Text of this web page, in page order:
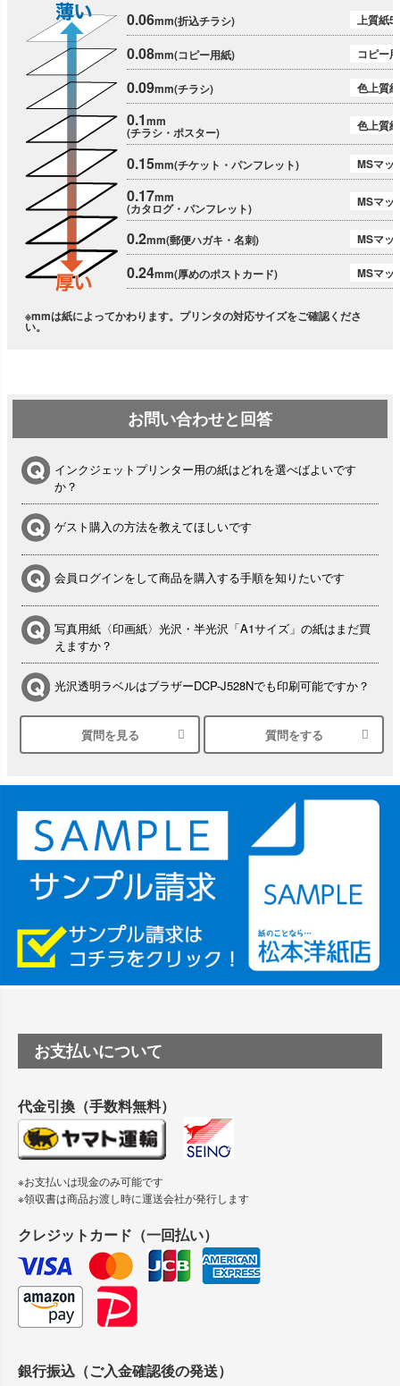
0.06mm(折込チラシ) 上質紙
0.08mm(コピー用紙) コピー
0.09mm(チラシ) 色上質
0.1mm
(チラシ・ポスター) 色上質
0.15mm(チケット・パンフレット) MSマッ
0.17mm
(カタログ・パンフレット) MSマッ
0.2mm(郵便ハガキ・名刺) MSマッ
0.24mm(厚めのポストカード) MSマッ
※mmは紙によってかわります。プリンタの対応サイズをご確認くださ
い。
お問い合わせと回答
インクジェットプリンター用の紙はどれを選べばよいです
か？
ゲスト購入の方法を教えてほしいです
会員ログインをして商品を購入する手順を知りたいです
写真用紙〈印画紙〉光沢・半光沢「A1サイズ」の紙はまだ買
えますか？
光沢透明ラベルはブラザーDCP-J528Nでも印刷可能ですか？
シルバーペーパーにEPSON EP-30VAで印刷するときの設定
は？
ーSC-P8050に対応してますか
塩ビのロール紙で離型紙が透明の商品はありますか
つや消し半透明ラベルのロールタイプはありますか？
縦420mm×横650mmの包装紙に適した紙はありますか？
質問を見る 質問をする
お支払いについて
代金引換（手数料無料）
※お支払いは現金のみ可能です
※領収書は商品お渡し時に運送会社が発行します
クレジットカード（一回払い）
銀行振込（ご入金確認後の発送）